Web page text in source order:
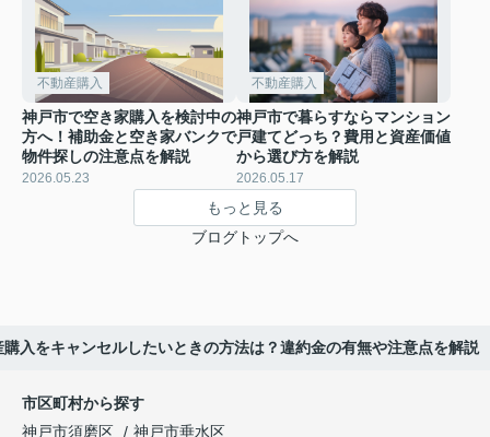
不動産購入
神戸市で空き家購入を検討中の
方へ！補助金と空き家バンクで
物件探しの注意点を解説
2026.05.23
不動産購入
神戸市で暮らすならマンション
戸建てどっち？費用と資産価値
から選び方を解説
2026.05.17
もっと見る
ブログトップへ
購入をキャンセルしたいときの方法は？違約金の有無や注意点を解説
市区町村から探す
神戸市須磨区
神戸市垂水区